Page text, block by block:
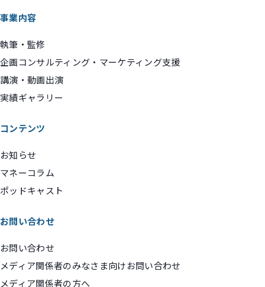
事業内容
執筆・監修
企画コンサルティング・マーケティング支援
講演・動画出演
実績ギャラリー
コンテンツ
お知らせ
マネーコラム
ポッドキャスト
お問い合わせ
お問い合わせ
メディア関係者のみなさま向けお問い合わせ
メディア関係者の方へ